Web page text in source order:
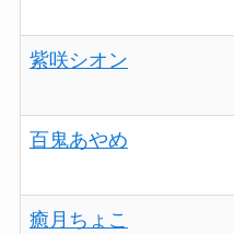
紫咲シオン
百鬼あやめ
癒月ちょこ